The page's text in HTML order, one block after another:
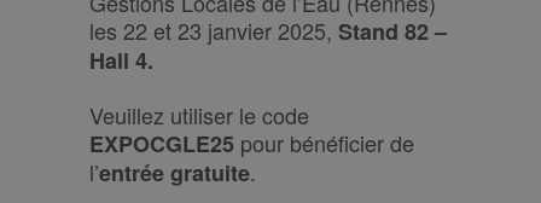
les 22 et 23 janvier 2025, Stand 82 –
Hall 4.
Veuillez utiliser le code
EXPOCGLE25 pour bénéficier de
l’entrée gratuite.